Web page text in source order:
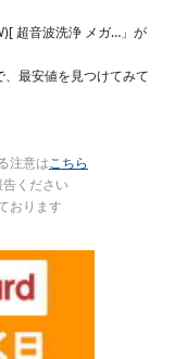
超音波洗浄 メガ…」が
最安値を見つけてみて
注意はこちら
ください
おります